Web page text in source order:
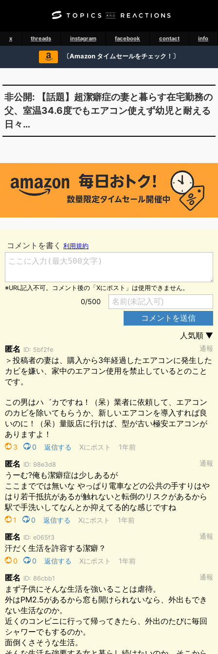
x threads instagram facebook contact info
〔Amazon タイムセールをチェック！〕
非公開: 【話題】超潔癖症の妻と暮らす在宅勤務の
父、室温34.6度でもエアコン使えず幼児と耐える
日々…